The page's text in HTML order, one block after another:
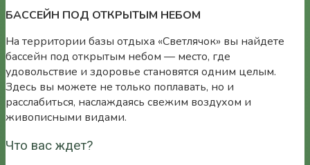
БАССЕЙН ПОД ОТКРЫТЫМ НЕБОМ
На территории базы отдыха «Светлячок» вы найдете
бассейн под открытым небом — место, где
удовольствие и здоровье становятся одним целым.
Здесь вы можете не только поплавать, но и
расслабиться, наслаждаясь свежим воздухом и
живописными видами.
Что вас ждет?